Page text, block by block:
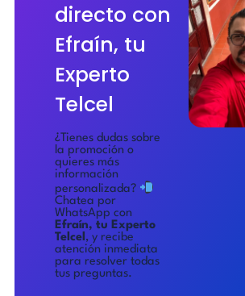
directo con
Efraín, tu
Experto
Telcel
¿Tienes dudas sobre
la promoción o
quieres más
información
personalizada?
Chatea por
WhatsApp con
Efraín, tu Experto
Telcel, y recibe
atención inmediata
para resolver todas
tus preguntas.